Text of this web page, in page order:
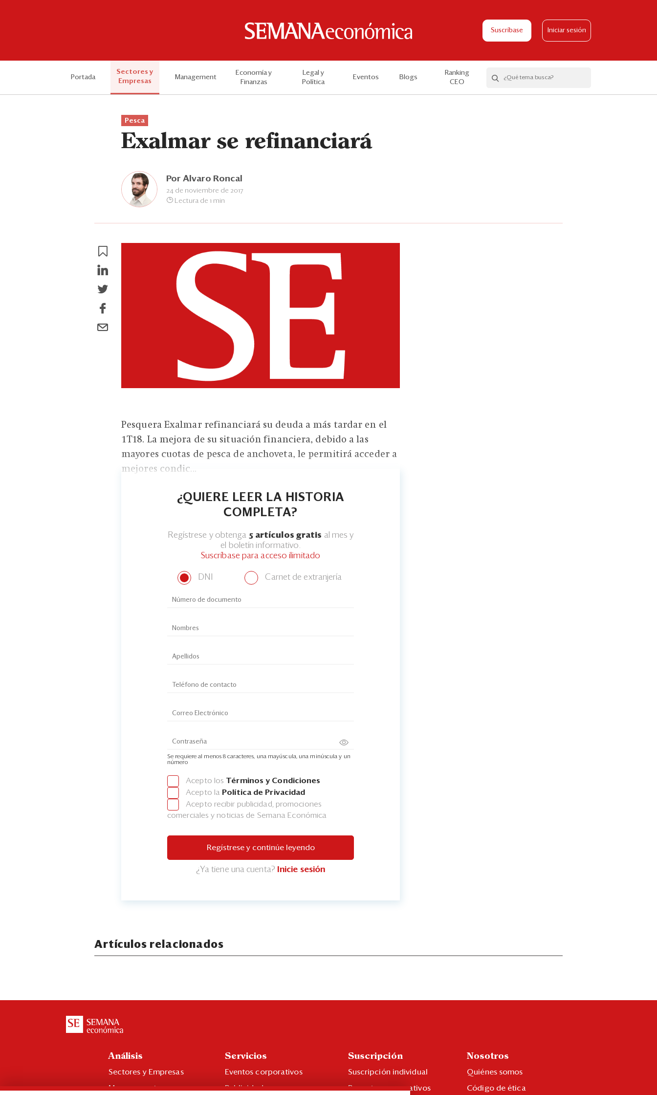
Suscríbase Iniciar sesión
Portada
Sectores y
Empresas
Management
Economía y
Finanzas
Legal y
Política
Eventos Blogs
Ranking
CEO
Pesca
Exalmar se refinanciará
Por Alvaro Roncal
24 de noviembre de 2017
Lectura de 1 min
Pesquera Exalmar refinanciará su deuda a más tardar en el
1T18. La mejora de su situación financiera, debido a las
mayores cuotas de pesca de anchoveta, le permitirá acceder a
mejores condic...
¿QUIERE LEER LA HISTORIA
COMPLETA?
Regístrese y obtenga 5 artículos gratis al mes y
el boletín informativo.
Suscríbase para acceso ilimitado
DNI Carnet de extranjería
Se requiere al menos 8 caracteres, una mayúscula, una minúscula y un
número
Acepto los Términos y Condiciones
Acepto la Política de Privacidad
Acepto recibir publicidad, promociones
comerciales y noticias de Semana Económica
Regístrese y continúe leyendo
¿Ya tiene una cuenta? Inicie sesión
Artículos relacionados
Análisis
Sectores y Empresas
Management
Servicios
Eventos corporativos
Publicidad
Suscripción
Suscripción individual
Paquetes corporativos
Nosotros
Quiénes somos
Código de ética